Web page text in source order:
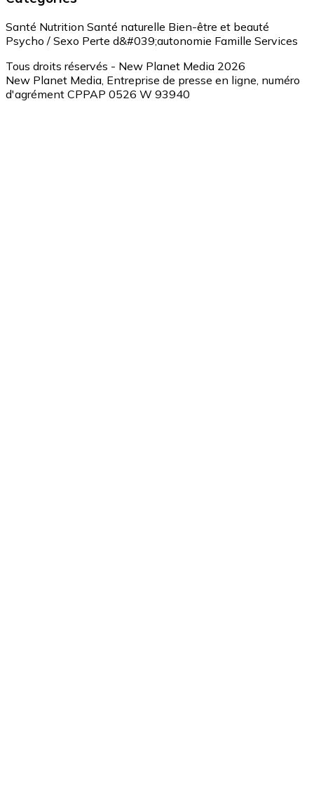
Santé Nutrition Santé naturelle Bien-être et beauté
Psycho / Sexo Perte d&#039;autonomie Famille Services
Tous droits réservés - New Planet Media 2026
New Planet Media, Entreprise de presse en ligne, numéro
d'agrément CPPAP 0526 W 93940